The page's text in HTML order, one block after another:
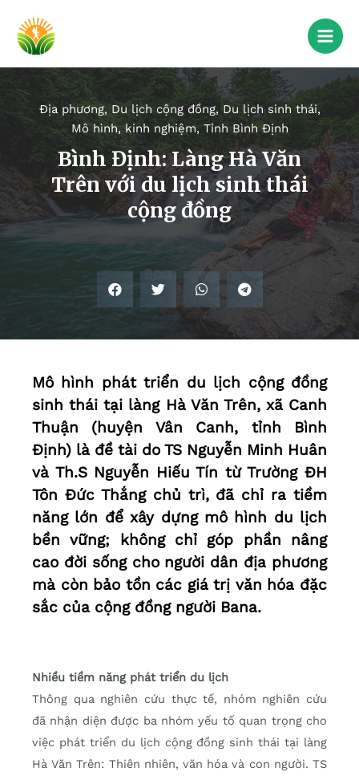
Địa phương,Du lịch cộng đồng, Du lịch sinh thái,
Mô hình, kinh nghiệm,Tỉnh Bình Định
Bình Định: Làng Hà Văn
Trên với du lịch sinh thái
cộng đồng
Mô hình phát triển du lịch cộng đồng
sinh thái tại làng Hà Văn Trên, xã Canh
Thuận (huyện Vân Canh, tỉnh Bình
Định) là đề tài do TS Nguyễn Minh Huân
và Th.S Nguyễn Hiếu Tín từ Trường ĐH
Tôn Đức Thắng chủ trì, đã chỉ ra tiềm
năng lớn để xây dựng mô hình du lịch
bền vững; không chỉ góp phần nâng
cao đời sống cho người dân địa phương
mà còn bảo tồn các giá trị văn hóa đặc
sắc của cộng đồng người Bana.
Nhiều tiềm năng phát triển du lịch
Thông qua nghiên cứu thực tế, nhóm nghiên cứu
đã nhận diện được ba nhóm yếu tố quan trọng cho
việc phát triển du lịch cộng đồng sinh thái tại làng
Hà Văn Trên: Thiên nhiên, văn hóa và con người. TS